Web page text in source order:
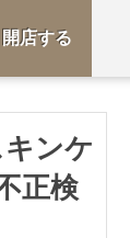
開店する
ンケ
正検